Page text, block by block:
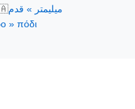
ميليمتر » قدم
» πόδι